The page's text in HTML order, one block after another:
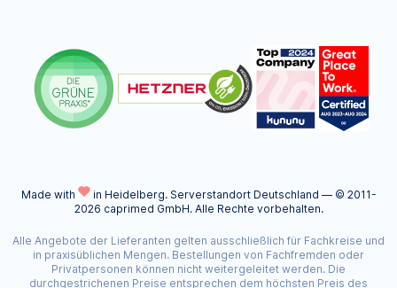
Made with in Heidelberg. Serverstandort Deutschland — © 2011-
2026 caprimed GmbH. Alle Rechte vorbehalten.
Alle Angebote der Lieferanten gelten ausschließlich für Fachkreise und
in praxisüblichen Mengen. Bestellungen von Fachfremden oder
Privatpersonen können nicht weitergeleitet werden. Die
durchgestrichenen Preise entsprechen dem höchsten Preis des